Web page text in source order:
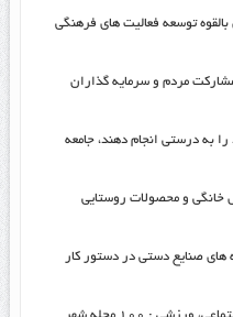
توسعه فعالیت های فرهنگی
مردم و سرمایه گذاران
را به درستی انجام دهند، جامعه
خانگی و محصولات روستایی
های صنایع دستی در دستور کار